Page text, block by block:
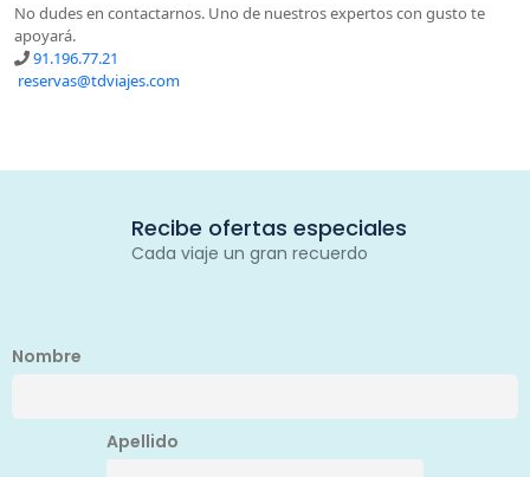
No dudes en contactarnos. Uno de nuestros expertos con gusto te
apoyará.
91.196.77.21
reservas@tdviajes.com
Recibe ofertas especiales
Cada viaje un gran recuerdo
Nombre
Apellido